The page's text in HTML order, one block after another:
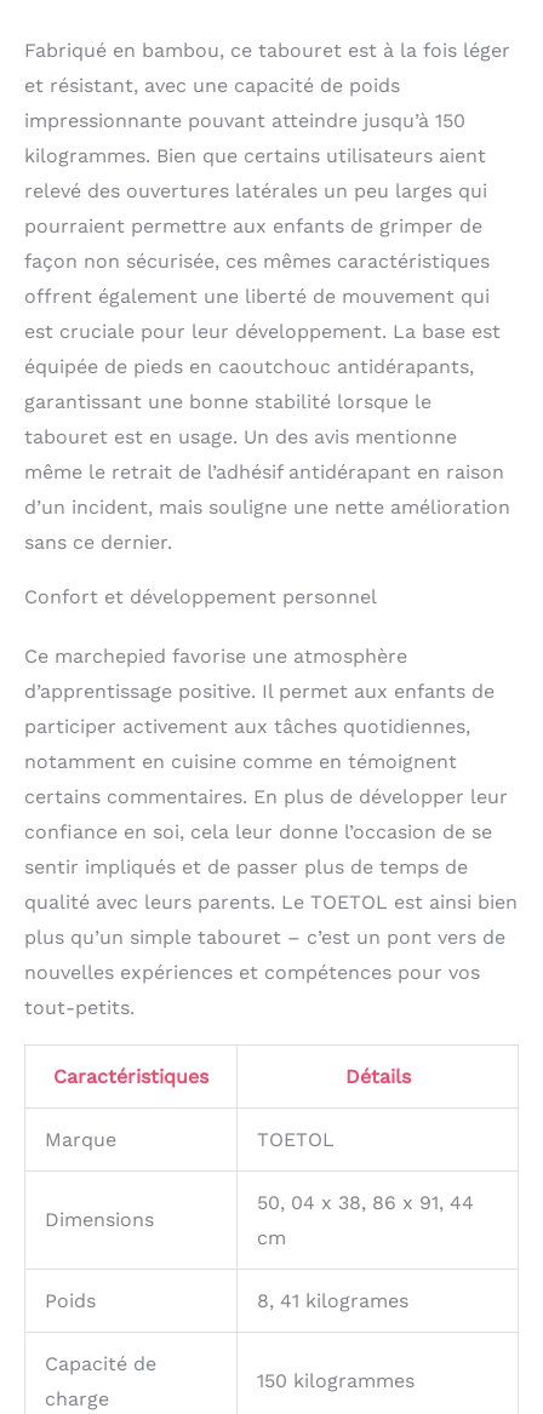
rayures. Marchepied de
cuisine et
multifonctionnel : la
tour debout pour tout-
petits est assez utile
pour développer les
capacités
d'indépendance des
tout-petits. Il aide vos
enfants à préparer des
cuisine, à se laver et à
se brosser les dents
dans les toilettes, à
avoir de la nourriture
dans la salle à manger,
etc. Facile à assembler
montage facile, outil de
(français non garanti).
poignée vous aide à le
transporter partout où
vous voulez.
Fabriqué en bambou, ce tabouret est à la fois léger
et résistant, avec une capacité de poids
impressionnante pouvant atteindre jusqu’à 150
kilogrammes. Bien que certains utilisateurs aient
relevé des ouvertures latérales un peu larges qui
pourraient permettre aux enfants de grimper de
façon non sécurisée, ces mêmes caractéristiques
offrent également une liberté de mouvement qui
est cruciale pour leur développement. La base est
équipée de pieds en caoutchouc antidérapants,
garantissant une bonne stabilité lorsque le
tabouret est en usage. Un des avis mentionne
même le retrait de l’adhésif antidérapant en raison
d’un incident, mais souligne une nette amélioration
sans ce dernier.
Confort et développement personnel
Ce marchepied favorise une atmosphère
d’apprentissage positive. Il permet aux enfants de
participer activement aux tâches quotidiennes,
notamment en cuisine comme en témoignent
certains commentaires. En plus de développer leur
confiance en soi, cela leur donne l’occasion de se
sentir impliqués et de passer plus de temps de
qualité avec leurs parents. Le TOETOL est ainsi bien
plus qu’un simple tabouret – c’est un pont vers de
nouvelles expériences et compétences pour vos
tout-petits.
Caractéristiques Détails
Marque TOETOL
Dimensions
50, 04 x 38, 86 x 91, 44
cm
Poids 8, 41 kilogrames
Capacité de
charge
150 kilogrammes